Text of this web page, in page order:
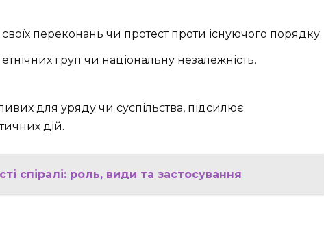
своїх переконань чи протест проти існуючого порядку.
груп чи національну незалежність.
для уряду чи суспільства, підсилює
дій.
спіралі: роль, види та застосування